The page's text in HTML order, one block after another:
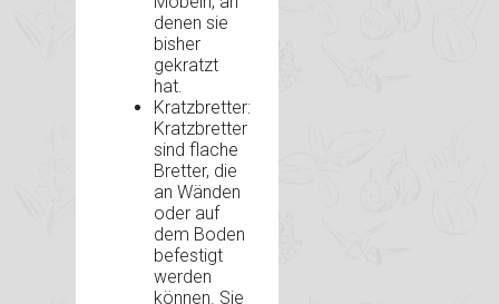
denen sie
bisher
gekratzt
hat.
Kratzbretter:
Kratzbretter
sind flache
Bretter, die
an Wänden
oder auf
dem Boden
befestigt
werden
können. Sie